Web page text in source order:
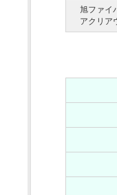
旭ファイ
アクリア